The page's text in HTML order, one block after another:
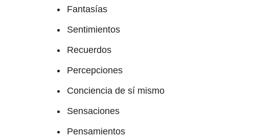
Fantasías
Sentimientos
Recuerdos
Percepciones
Conciencia de sí mismo
Sensaciones
Pensamientos